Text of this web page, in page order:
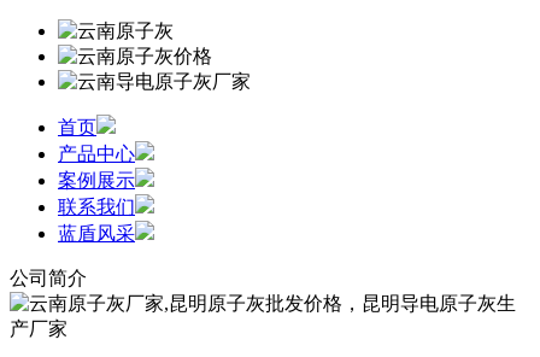
首页
产品中心
案例展示
联系我们
蓝盾风采
公司简介